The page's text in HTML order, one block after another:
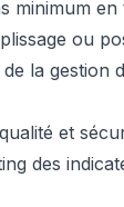
minimum en
ou
la gestion
et
des